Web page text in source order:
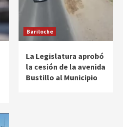
Bariloche
La Legislatura aprobó
la cesión de la avenida
Bustillo al Municipio